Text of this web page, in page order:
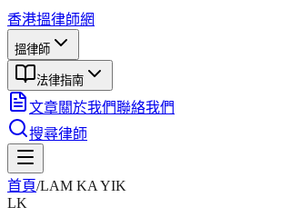
香港搵律師網
搵律師
法律指南
文章關於我們聯絡我們
搜尋律師
首頁/LAM KA YIK
LK